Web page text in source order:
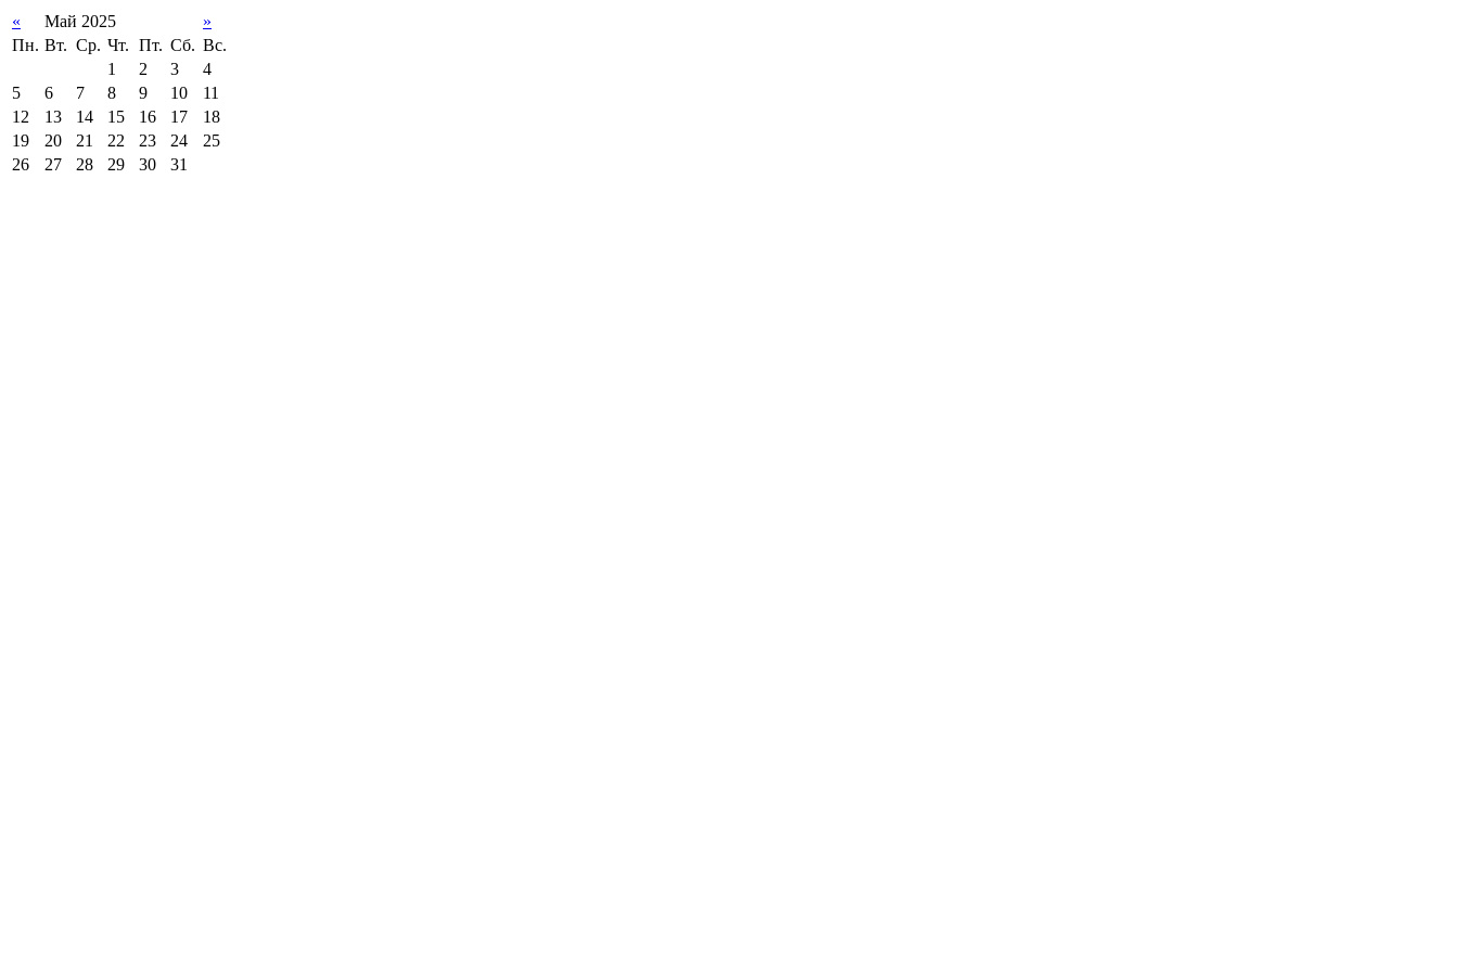
« Май 2025
»
Пн. Вт. Ср. Чт. Пт. Сб. Вс.
1
2 3
4
5
6 7 8 9 10
11
12
13 14 15 16 17
18
19
20 21 22 23 24
25
26
27 28 29 30 31